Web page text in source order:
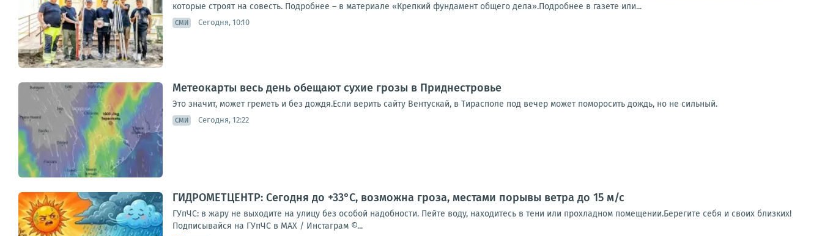
которые строят на совесть. Подробнее – в материале «Крепкий фундамент общего дела».Подробнее в газете или...
СМИ Сегодня, 10:10
Метеокарты весь день обещают сухие грозы в Приднестровье
Это значит, может греметь и без дождя.Если верить сайту Вентускай, в Тирасполе под вечер может поморосить дождь, но не сильный.
СМИ Сегодня, 12:22
ГИДРОМЕТЦЕНТР: Сегодня до +33°С, возможна гроза, местами порывы ветра до 15 м/с
ГУпЧС: в жару не выходите на улицу без особой надобности. Пейте воду, находитесь в тени или прохладном помещении.Берегите себя и своих близких!
Подписывайся на ГУпЧС в MAX / Инстаграм ©...